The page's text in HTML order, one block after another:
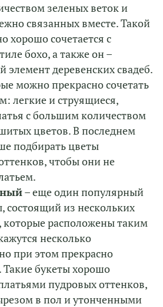
зеленых веток и
связанных вместе. Такой
хорошо сочетается с
бохо, а также он –
элемент деревенских свадеб.
можно прекрасно сочетать
легкие и струящиеся,
с большим количеством
цветов. В последнем
подбирать цветы
чтобы они не
– еще один популярный
состоящий из нескольких
которые расположены таким
несколько
при этом прекрасно
букеты хорошо
пудровых оттенков,
в пол и утонченными